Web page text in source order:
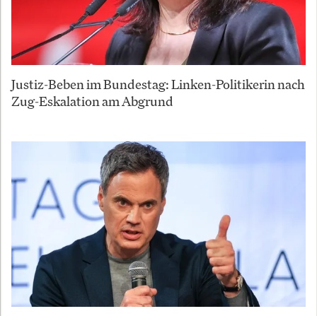
Justiz-Beben im Bundestag: Linken-Politikerin nach
Zug-Eskalation am Abgrund